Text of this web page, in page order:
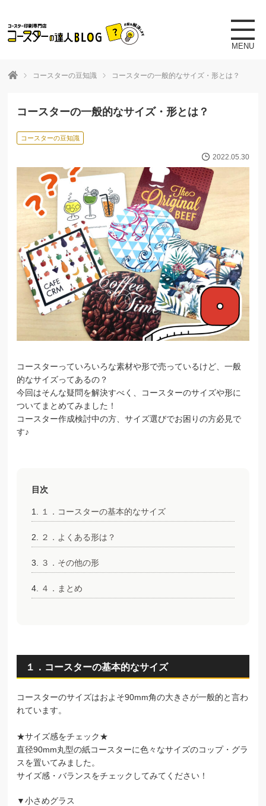
toggle
MENU
コースターの豆知識 コースターの一般的なサイズ・形とは？
コースターの一般的なサイズ・形とは？
コースターの豆知識
2022.05.30
コースターっていろいろな素材や形で売っているけど、一般
的なサイズってあるの？
今回はそんな疑問を解決すべく、コースターのサイズや形に
ついてまとめてみました！
コースター作成検討中の方、サイズ選びでお困りの方必見で
す♪
目次
１．コースターの基本的なサイズ
２．よくある形は？
３．その他の形
４．まとめ
１．コースターの基本的なサイズ
コースターのサイズはおよそ90mm角の大きさが一般的と言わ
れています。
★サイズ感をチェック★
直径90mm丸型の紙コースターに色々なサイズのコップ・グラ
スを置いてみました。
サイズ感・バランスをチェックしてみてください！
▼小さめグラス